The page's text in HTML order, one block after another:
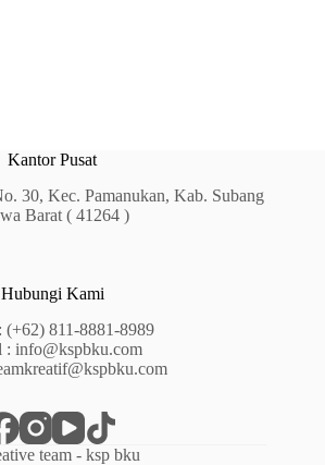
Kantor Pusat
30, Kec. Pamanukan, Kab. Subang
Barat ( 41264 )
Hubungi Kami
(+62) 811-8881-8989
:info@kspbku.com
team - ksp bku